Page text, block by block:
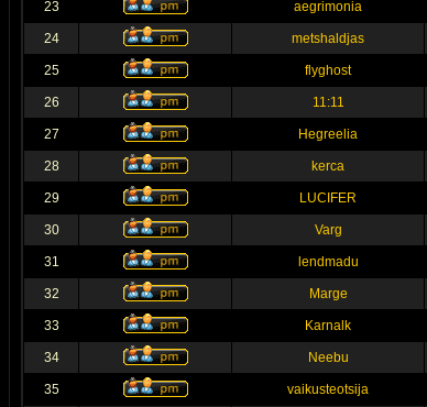
23 aegrimonia
24 metshaldjas
25 flyghost
26 11:11
27 Hegreelia
28 kerca
29 LUCIFER
30 Varg
31 lendmadu
32 Marge
33 Karnalk
34 Neebu
35 vaikusteotsija